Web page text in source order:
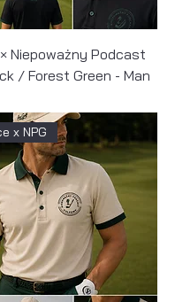
Niepoważny Podcast
/ Forest Green - Man
x NPG